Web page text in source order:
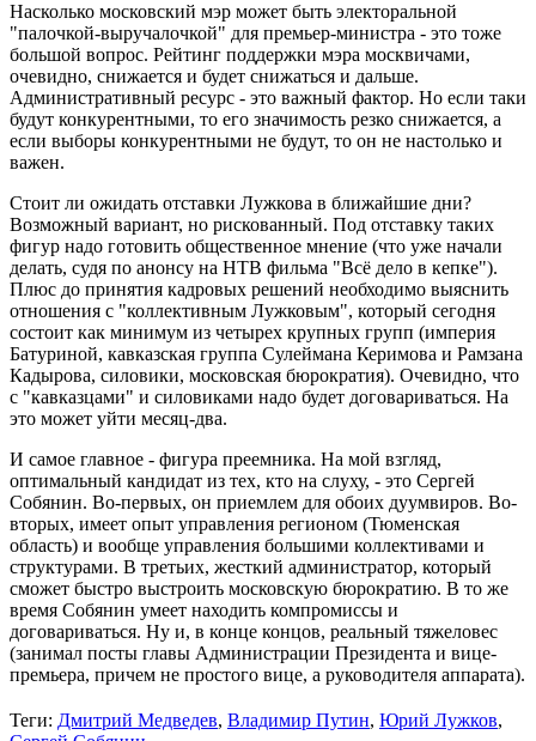
Насколько московский мэр может быть электоральной
"палочкой-выручалочкой" для премьер-министра - это тоже
большой вопрос. Рейтинг поддержки мэра москвичами,
очевидно, снижается и будет снижаться и дальше.
Административный ресурс - это важный фактор. Но если таки
будут конкурентными, то его значимость резко снижается, а
если выборы конкурентными не будут, то он не настолько и
важен.
Стоит ли ожидать отставки Лужкова в ближайшие дни?
Возможный вариант, но рискованный. Под отставку таких
фигур надо готовить общественное мнение (что уже начали
делать, судя по анонсу на НТВ фильма "Всё дело в кепке").
Плюс до принятия кадровых решений необходимо выяснить
отношения с "коллективным Лужковым", который сегодня
состоит как минимум из четырех крупных групп (империя
Батуриной, кавказская группа Сулеймана Керимова и Рамзана
Кадырова, силовики, московская бюрократия). Очевидно, что
с "кавказцами" и силовиками надо будет договариваться. На
это может уйти месяц-два.
И самое главное - фигура преемника. На мой взгляд,
оптимальный кандидат из тех, кто на слуху, - это Сергей
Собянин. Во-первых, он приемлем для обоих дуумвиров. Во-
вторых, имеет опыт управления регионом (Тюменская
область) и вообще управления большими коллективами и
структурами. В третьих, жесткий администратор, который
сможет быстро выстроить московскую бюрократию. В то же
время Собянин умеет находить компромиссы и
договариваться. Ну и, в конце концов, реальный тяжеловес
(занимал посты главы Администрации Президента и вице-
премьера, причем не простого вице, а руководителя аппарата).
Теги: Дмитрий Медведев, Владимир Путин, Юрий Лужков,